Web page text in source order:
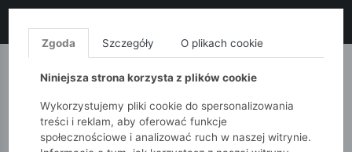
MONNARI QUIOSQUE
Zgoda Szczegóły O plikach cookie
Niniejsza strona korzysta z plików cookie
Wykorzystujemy pliki cookie do spersonalizowania
treści i reklam, aby oferować funkcje
społecznościowe i analizować ruch w naszej witrynie.